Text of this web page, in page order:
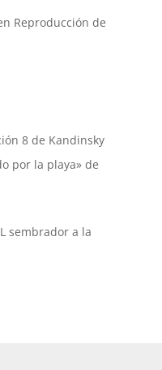
Reproducción de
8 de Kandinsky
por la playa» de
sembrador a la